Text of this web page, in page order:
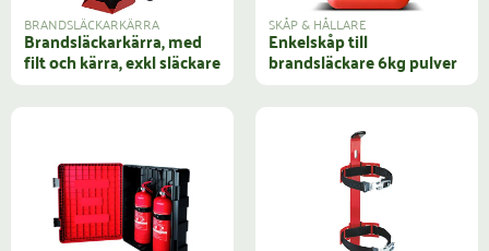
BRANDSLÄCKARKÄRRA
Brandsläckarkärra, med
filt och kärra, exkl släckare
SKÅP & HÅLLARE
Enkelskåp till
brandsläckare 6kg pulver